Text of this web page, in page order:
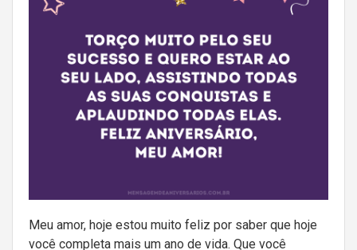
Meu amor, hoje estou muito feliz por saber que hoje
você completa mais um ano de vida. Que você